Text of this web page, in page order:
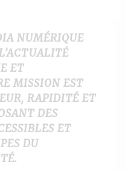
NUMÉRIQUE
ET
MISSION EST
RAPIDITÉ ET
DES
ET
DU